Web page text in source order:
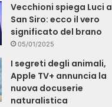
Vecchioni spiega Luci a
San Siro: ecco il vero
significato del brano
05/01/2025
I segreti degli animali,
Apple TV+ annuncia la
nuova docuserie
naturalistica